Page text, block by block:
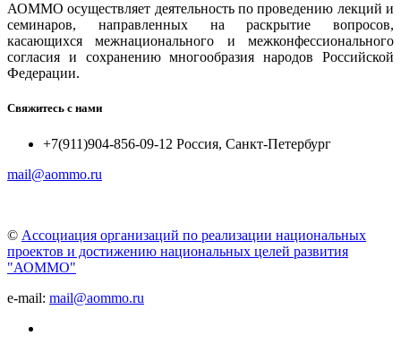
АОММО осуществляет деятельность по проведению лекций и
семинаров, направленных на раскрытие вопросов,
касающихся межнационального и межконфессионального
согласия и сохранению многообразия народов Российской
Федерации.
Свяжитесь с нами
+7(911)904-856-09-12 Россия, Санкт-Петербург
mail@aommo.ru
© Ассоциация организаций по реализации национальных
проектов и достижению национальных целей развития
"АОММО"
e-mail: mail@aommo.ru